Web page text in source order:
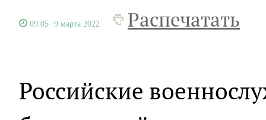
09:05 9 марта 2022 Распечатать
Российские